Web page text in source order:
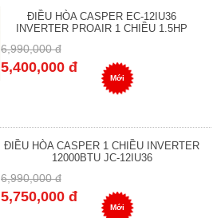
ĐIỀU HÒA CASPER EC-12IU36
INVERTER PROAIR 1 CHIỀU 1.5HP
6,990,000 đ
5,400,000 đ
Mới
ĐIỀU HÒA CASPER 1 CHIỀU INVERTER
12000BTU JC-12IU36
6,990,000 đ
5,750,000 đ
Mới